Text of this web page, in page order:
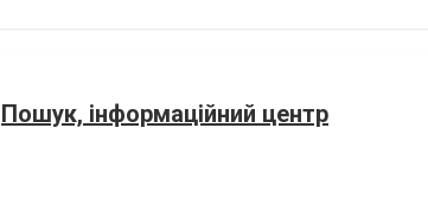
Пошук, інформаційний центр